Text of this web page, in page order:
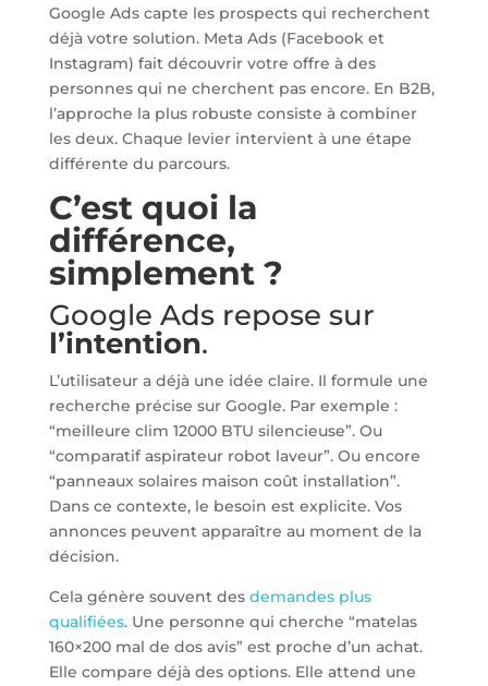
Google Ads capte les prospects qui recherchent
déjà votre solution. Meta Ads (Facebook et
Instagram) fait découvrir votre offre à des
personnes qui ne cherchent pas encore. En B2B,
l’approche la plus robuste consiste à combiner
les deux. Chaque levier intervient à une étape
différente du parcours.
C’est quoi la
différence,
simplement ?
Google Ads repose sur
l’intention.
L’utilisateur a déjà une idée claire. Il formule une
recherche précise sur Google. Par exemple :
“meilleure clim 12000 BTU silencieuse”. Ou
“comparatif aspirateur robot laveur”. Ou encore
“panneaux solaires maison coût installation”.
Dans ce contexte, le besoin est explicite. Vos
annonces peuvent apparaître au moment de la
décision.
Cela génère souvent des demandes plus
qualifiées. Une personne qui cherche “matelas
160×200 mal de dos avis” est proche d’un achat.
Elle compare déjà des options. Elle attend une